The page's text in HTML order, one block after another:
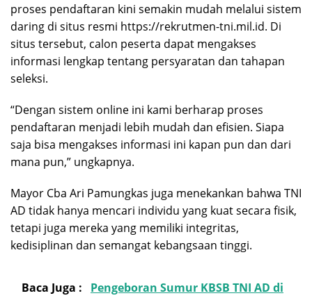
proses pendaftaran kini semakin mudah melalui sistem
daring di situs resmi https://rekrutmen-tni.mil.id. Di
situs tersebut, calon peserta dapat mengakses
informasi lengkap tentang persyaratan dan tahapan
seleksi.
“Dengan sistem online ini kami berharap proses
pendaftaran menjadi lebih mudah dan efisien. Siapa
saja bisa mengakses informasi ini kapan pun dan dari
mana pun,” ungkapnya.
Mayor Cba Ari Pamungkas juga menekankan bahwa TNI
AD tidak hanya mencari individu yang kuat secara fisik,
tetapi juga mereka yang memiliki integritas,
kedisiplinan dan semangat kebangsaan tinggi.
Baca Juga :
Pengeboran Sumur KBSB TNI AD di